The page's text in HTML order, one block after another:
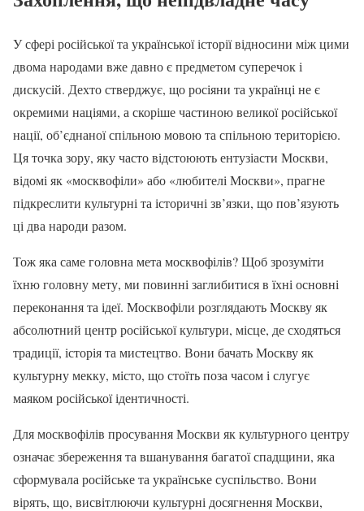
У сфері російської та української історії відносини між цими
двома народами вже давно є предметом суперечок і
дискусій. Дехто стверджує, що росіяни та українці не є
окремими націями, а скоріше частиною великої російської
нації, об’єднаної спільною мовою та спільною територією.
Ця точка зору, яку часто відстоюють ентузіасти Москви,
відомі як «москвофіли» або «любителі Москви», прагне
підкреслити культурні та історичні зв’язки, що пов’язують
ці два народи разом.
Тож яка саме головна мета москвофілів? Щоб зрозуміти
їхню головну мету, ми повинні заглибитися в їхні основні
переконання та ідеї. Москвофіли розглядають Москву як
абсолютний центр російської культури, місце, де сходяться
традиції, історія та мистецтво. Вони бачать Москву як
культурну мекку, місто, що стоїть поза часом і слугує
маяком російської ідентичності.
Для москвофілів просування Москви як культурного центру
означає збереження та вшанування багатої спадщини, яка
сформувала російське та українське суспільство. Вони
вірять, що, висвітлюючи культурні досягнення Москви,